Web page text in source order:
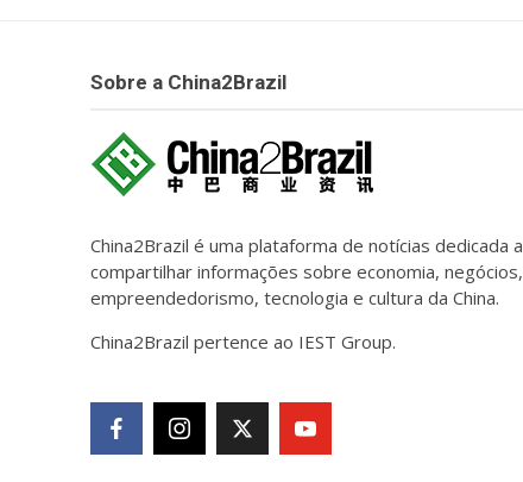
Sobre a China2Brazil
China2Brazil é uma plataforma de notícias dedicada a
compartilhar informações sobre economia, negócios,
empreendedorismo, tecnologia e cultura da China.
China2Brazil pertence ao IEST Group.